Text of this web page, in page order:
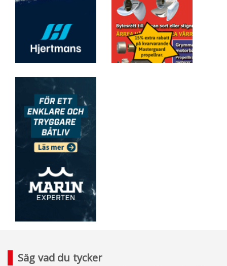
Säg vad du tycker